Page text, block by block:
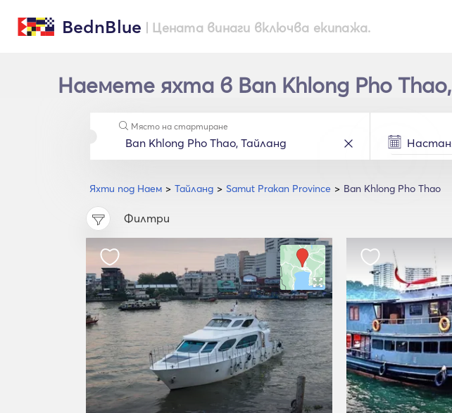
BednBlue | Цената винаги включва екипажа.
Наемете яхта в Ban Khlong Pho
Яхти под Наем Тайланд Samut Prakan Province Ban Khlong Pho Thao
Място на стартиране
Филтри